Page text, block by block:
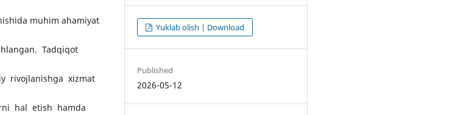
muhim ahamiyat
Tadqiqot
rivojlanishga xizmat
hal etish hamda
Yuklab olish | Download
Published
2026-05-12